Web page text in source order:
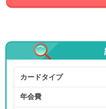
カードタイプ
年会費